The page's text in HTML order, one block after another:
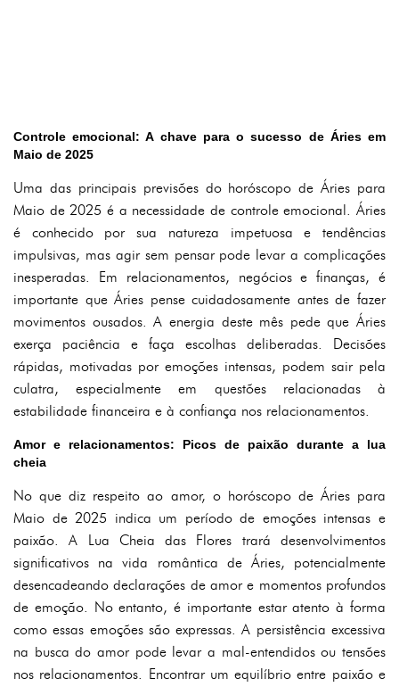
Controle emocional: A chave para o sucesso de Áries em
Maio de 2025
Uma das principais previsões do horóscopo de Áries para
Maio de 2025 é a necessidade de controle emocional. Áries
é conhecido por sua natureza impetuosa e tendências
impulsivas, mas agir sem pensar pode levar a complicações
inesperadas. Em relacionamentos, negócios e finanças, é
importante que Áries pense cuidadosamente antes de fazer
movimentos ousados. A energia deste mês pede que Áries
exerça paciência e faça escolhas deliberadas. Decisões
rápidas, motivadas por emoções intensas, podem sair pela
culatra, especialmente em questões relacionadas à
estabilidade financeira e à confiança nos relacionamentos.
Amor e relacionamentos: Picos de paixão durante a lua
cheia
No que diz respeito ao amor, o horóscopo de Áries para
Maio de 2025 indica um período de emoções intensas e
paixão. A Lua Cheia das Flores trará desenvolvimentos
significativos na vida romântica de Áries, potencialmente
desencadeando declarações de amor e momentos profundos
de emoção. No entanto, é importante estar atento à forma
como essas emoções são expressas. A persistência excessiva
na busca do amor pode levar a mal-entendidos ou tensões
nos relacionamentos. Encontrar um equilíbrio entre paixão e